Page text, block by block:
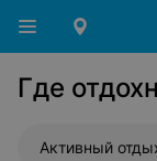
Где
Активный